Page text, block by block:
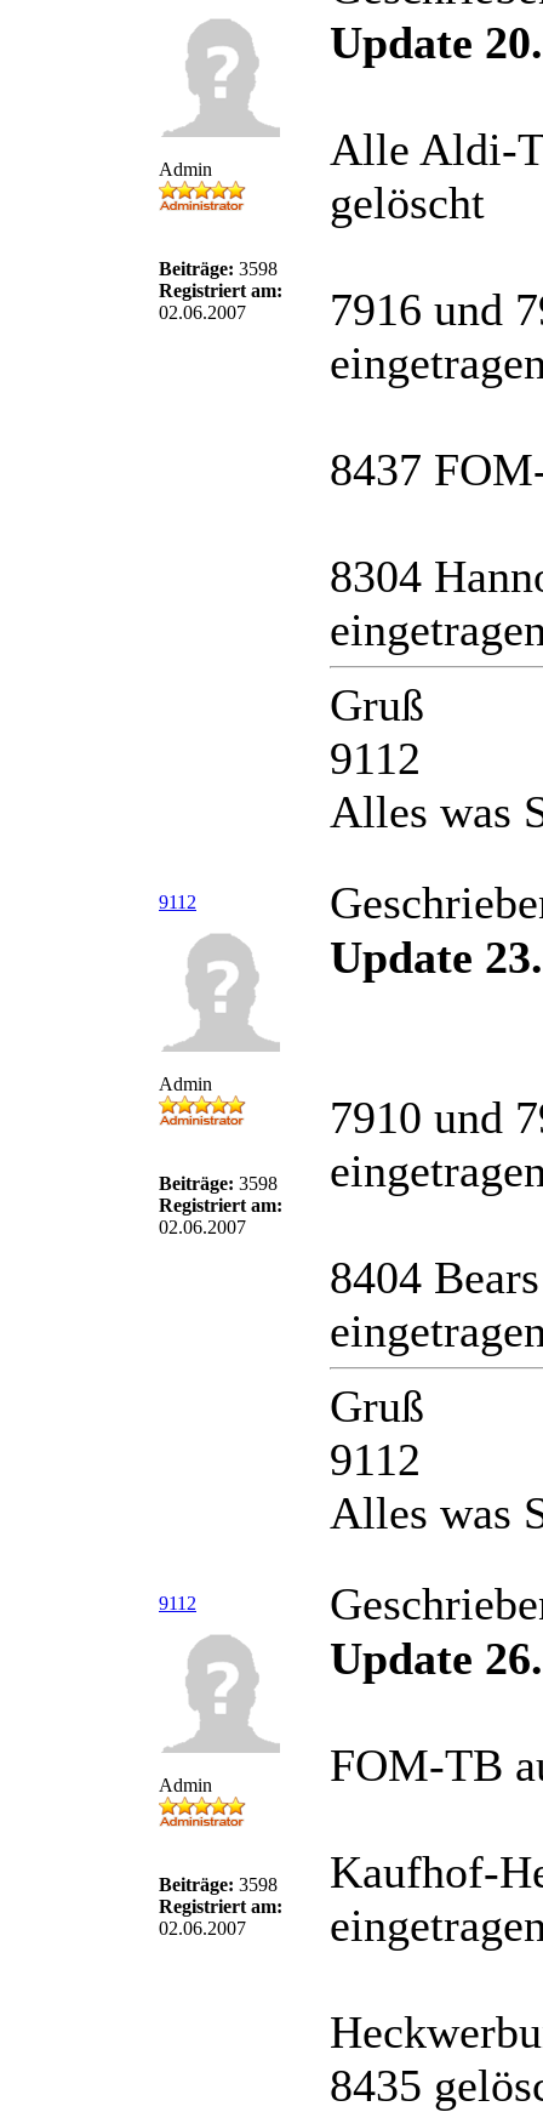
Admin
Beiträge: 3598
Registriert am:
02.06.2007
Update
Alle Aldi-
gelöscht
7916 und
8437
8304
Gruß
9112
Alles was
9112
Admin
Beiträge: 3598
Registriert am:
02.06.2007
Update
7910 und
8404
Gruß
9112
Alles was
9112
Admin
Beiträge: 3598
Registriert am:
02.06.2007
Update
FOM-TB
Kaufhof-
8435